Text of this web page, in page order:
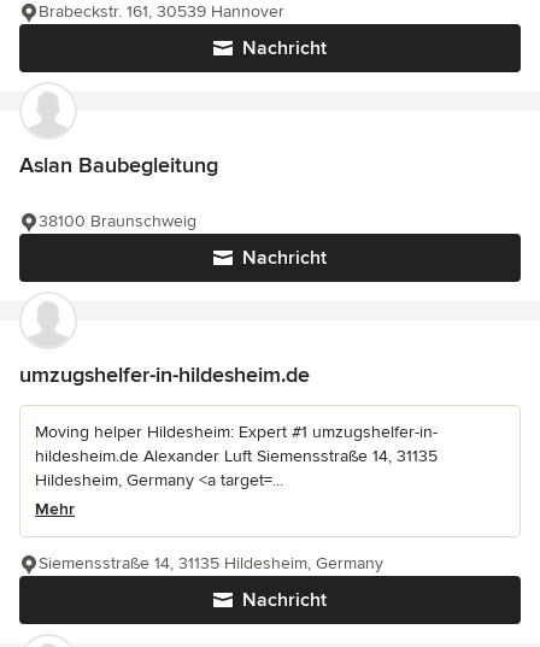
Nachricht
Brabeckstr. 161, 30539 Hannover
Aslan Baubegleitung
Nachricht
38100 Braunschweig
umzugshelfer-in-hildesheim.de
Moving helper Hildesheim: Expert #1 umzugshelfer-in-
hildesheim.de Alexander Luft Siemensstraße 14, 31135
Hildesheim, Germany <a target=...
Mehr
Nachricht
Siemensstraße 14, 31135 Hildesheim, Germany